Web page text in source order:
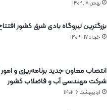
بهمن ۱۸, ۱۴۰۲
بزرگترین نیروگاه بادی شرق کشور
خرداد ۱۷, ۱۴۰۳
انتصاب معاون جدید برنامه‌ریزی و
شرکت مهندسی آب و فاضلاب کشور
اردیبهشت ۶, ۱۴۰۲